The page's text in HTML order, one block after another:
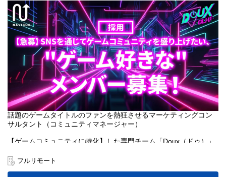
話題のゲームタイトルのファンを熱狂させるマーケティングコン
サルタント（コミュニティマネージャー）
【ゲームコミュニティに特化】した専門チーム「Doux（ドゥ）」
コミュニティマネージャー』を募集します！
フルリモート